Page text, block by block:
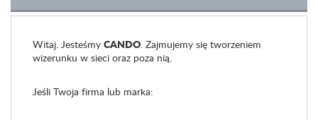
Witaj. Jesteśmy CANDO. Zajmujemy się tworzeniem
wizerunku w sieci oraz poza nią.
Jeśli Twoja firma lub marka: